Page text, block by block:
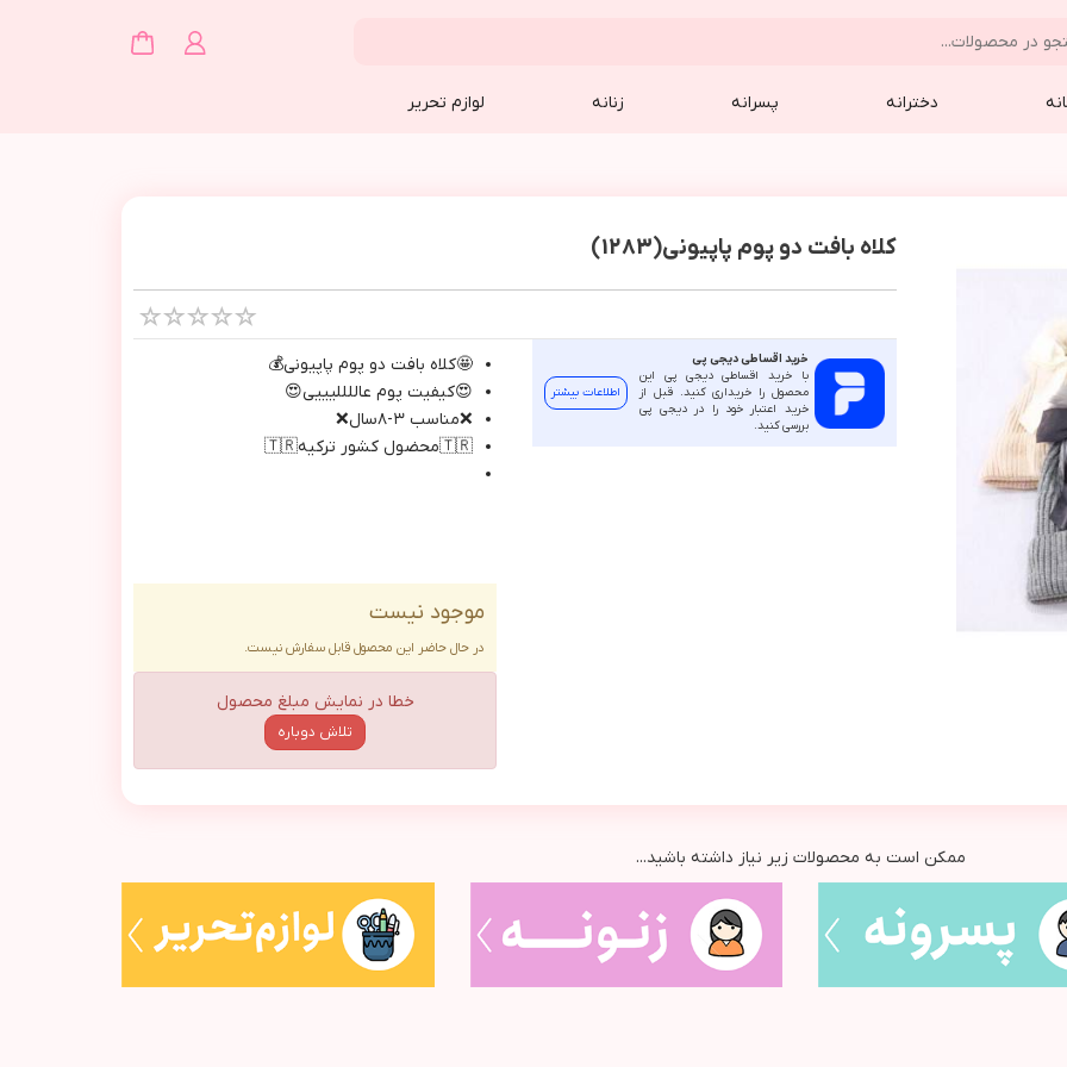
دخترانه پسرانه زنانه لوازم تحریر
کلاه بافت دو پوم پاپیونی(1283)
خرید اقساطی دیجی پی
با خرید اقساطی دیجی پی این
محصول را خریداری کنید. قبل از
خرید اعتبار خود را در دیجی پی
بررسی کنید.
اطلاعات بیشتر
🤩كلاه بافت دو پوم پاپيوني💰
😍كيفيت پوم عالللليييي😍
❌مناسب ٣-٨سال❌
🇹🇷محضول كشور تركيه🇹🇷
موجود نیست
در حال حاضر این محصول قابل سفارش نیست.
خطا در نمایش مبلغ محصول
تلاش دوباره
ممکن است به محصولات زیر نیاز داشته باشید...